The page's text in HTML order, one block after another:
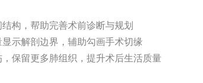
构，帮助完善术前诊断与规划
示解剖边界，辅助勾画手术切缘
保留更多肺组织，提升术后生活质量